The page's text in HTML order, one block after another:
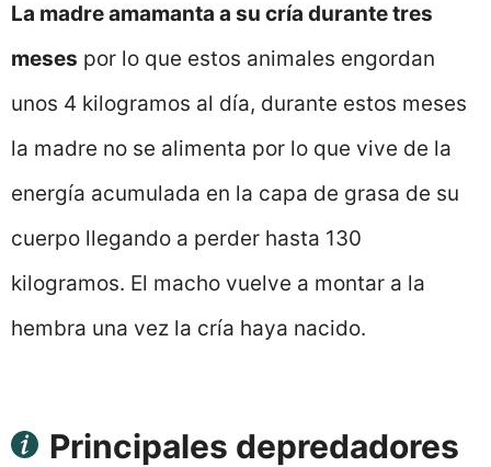
La madre amamanta a su cría durante tres
meses por lo que estos animales engordan
unos 4 kilogramos al día, durante estos meses
la madre no se alimenta por lo que vive de la
energía acumulada en la capa de grasa de su
cuerpo llegando a perder hasta 130
kilogramos. El macho vuelve a montar a la
hembra una vez la cría haya nacido.
Principales depredadores